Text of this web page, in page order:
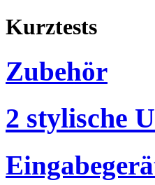
Kurztests
Zubehör
2 stylische